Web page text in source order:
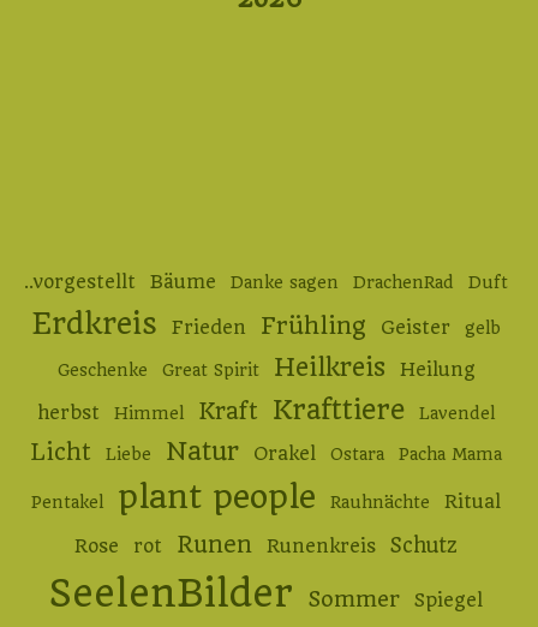
..vorgestellt Bäume Danke sagen DrachenRad Duft
Erdkreis Frieden Frühling Geister gelb
Geschenke Great Spirit Heilkreis
Heilung
herbst
Himmel Kraft Krafttiere Lavendel
Licht Liebe Natur Orakel Ostara Pacha Mama
Pentakel plant people Rauhnächte Ritual
Rose rot Runen Runenkreis Schutz
SeelenBilder Sommer Spiegel